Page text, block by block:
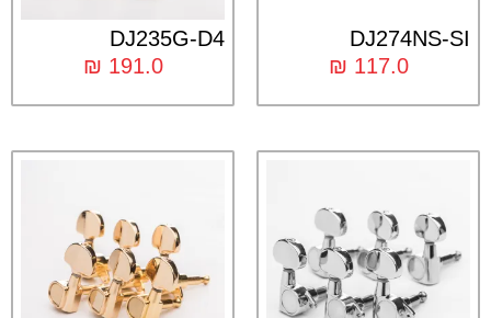
DJ274NS-SI
₪ 117.0
DJ235G-D4
₪ 191.0